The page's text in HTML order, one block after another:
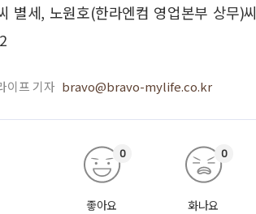
별세, 노원호(한라엔컴 영업본부 상무)
이프 기자 bravo@bravo-mylife.co.kr
좋아요
0
화나요
0